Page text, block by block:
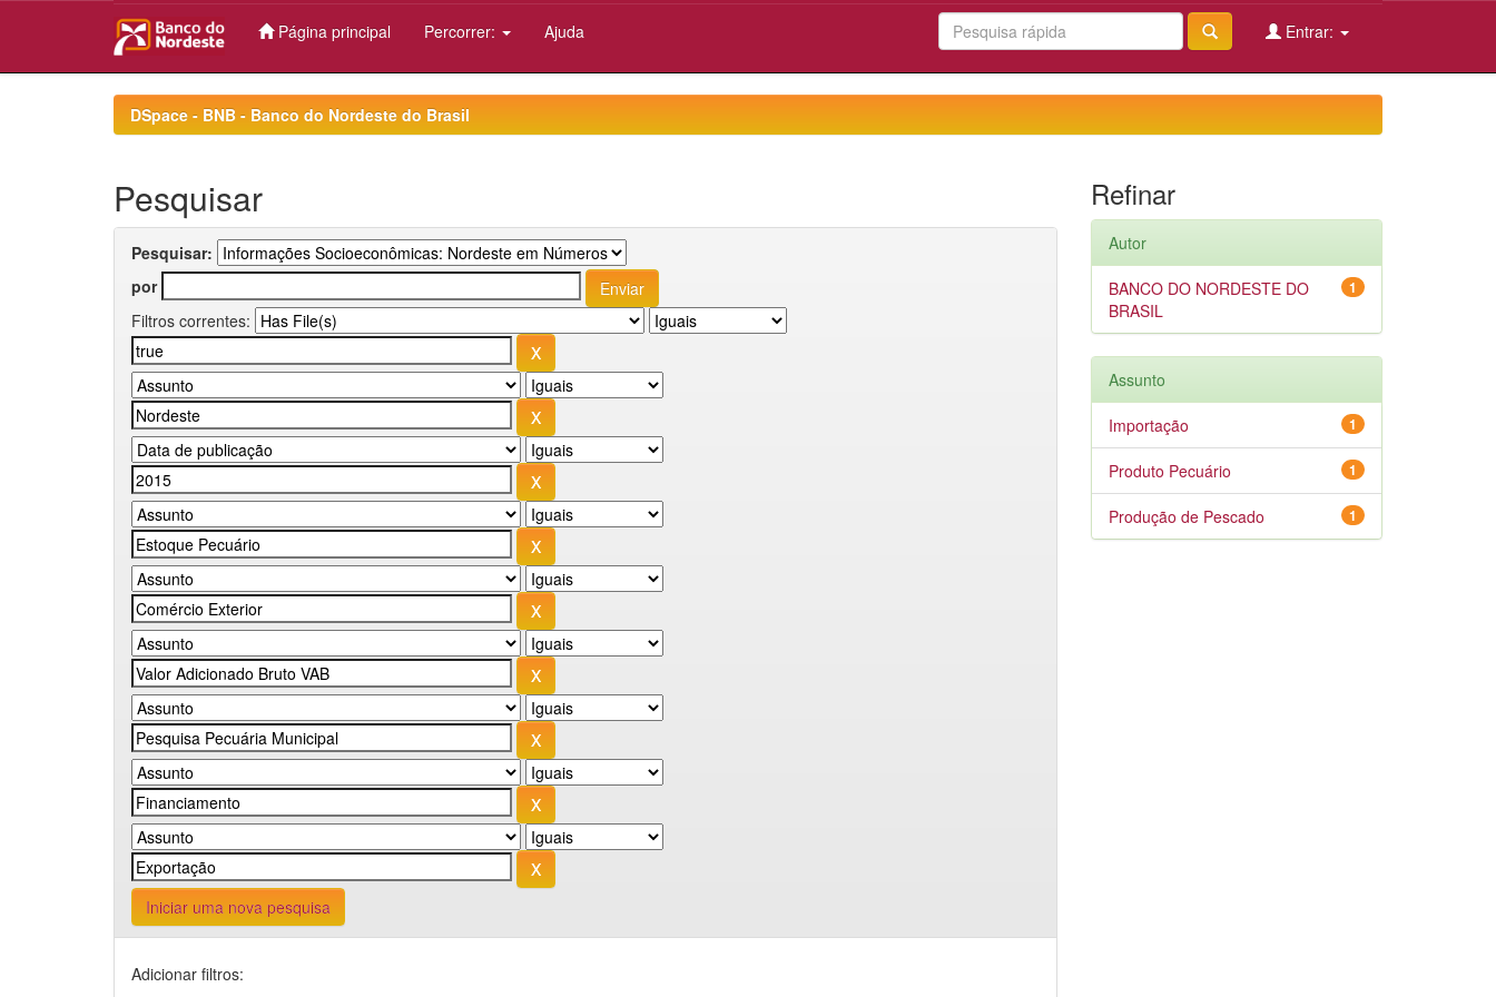
Página principal Percorrer: Ajuda Entrar:
DSpace - BNB - Banco do Nordeste do Brasil
Pesquisar
Pesquisar:
por
Filtros correntes:
Iniciar uma nova pesquisa
Adicionar filtros:
Refinar
Autor
1
BANCO DO NORDESTE DO
BRASIL
Assunto
1
Importação
1
Produto Pecuário
1
Produção de Pescado